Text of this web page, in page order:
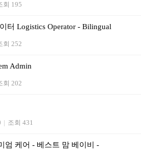
회 195
터 Logistics Operator - Bilingual
회 252
Admin
회 202
| 조회 431
엄 케어 - 베스트 맘 베이비 -